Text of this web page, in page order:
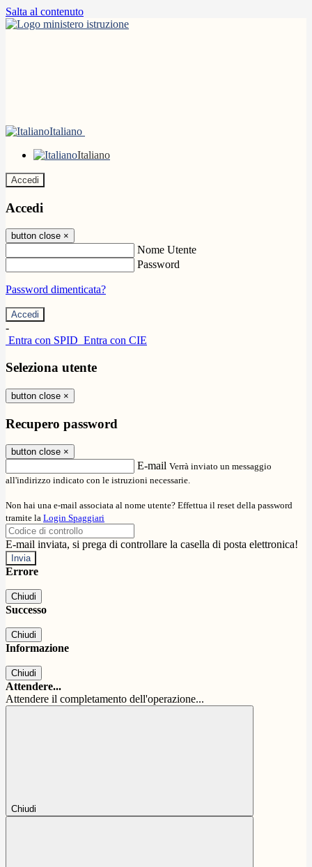
Salta al contenuto
Italiano
Italiano
Accedi
Accedi
button close ×
Nome Utente
Password
Password dimenticata?
-
Entra con SPID Entra con CIE
Seleziona utente
button close ×
Recupero password
button close ×
E-mail Verrà inviato un messaggio
all'indirizzo indicato con le istruzioni necessarie.
Non hai una e-mail associata al nome utente? Effettua il reset della password
tramite la Login Spaggiari
E-mail inviata, si prega di controllare la casella di posta elettronica!
Errore
Chiudi
Successo
Chiudi
Informazione
Chiudi
Attendere...
Attendere il completamento dell'operazione...
Chiudi